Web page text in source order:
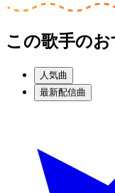
この歌手の
人気曲
最新配信曲